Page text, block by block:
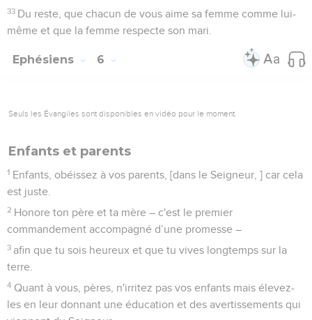
33 Du reste, que chacun de vous aime sa femme comme lui-
même et que la femme respecte son mari.
Ephésiens 6
Seuls les Évangiles sont disponibles en vidéo pour le moment.
Enfants et parents
1 Enfants, obéissez à vos parents, [dans le Seigneur, ] car cela
est juste.
2 Honore ton père et ta mère – c'est le premier
commandement accompagné d’une promesse –
3 afin que tu sois heureux et que tu vives longtemps sur la
terre.
4 Quant à vous, pères, n'irritez pas vos enfants mais élevez-
les en leur donnant une éducation et des avertissements qui